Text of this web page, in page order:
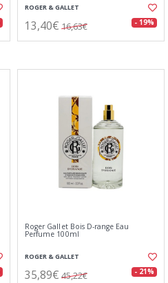
ROGER & GALLET
13,40€ 16,63€ - 19%
Roger Gallet Bois D-range Eau
Perfume 100ml
ROGER & GALLET
35,89€ 45,22€ - 21%